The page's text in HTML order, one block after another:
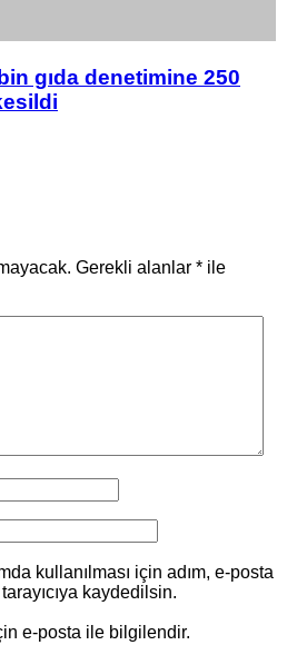
gıda denetimine 250
Gerekli alanlar * ile
kullanılması için adım, e-posta
kaydedilsin.
e-posta ile bilgilendir.